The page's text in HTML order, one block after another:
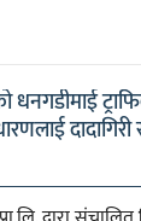
धनगडीमाई